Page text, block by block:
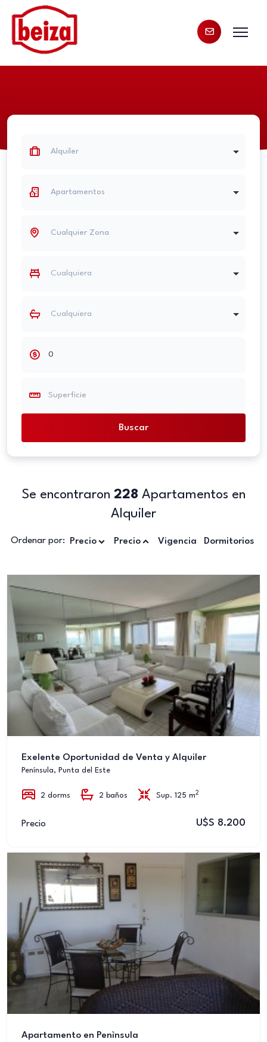
Alquiler
Apartamentos
Cualquier Zona
Cualquiera
Cualquiera
Se encontraron 228 Apartamentos en
Alquiler
Ordenar por: Precio Precio Vigencia Dormitorios
Exelente Oportunidad de Venta y Alquiler
Península, Punta del Este
2 dorms 2 baños Sup. 125 m 2
Precio U$S 8.200
Apartamento en Penìnsula